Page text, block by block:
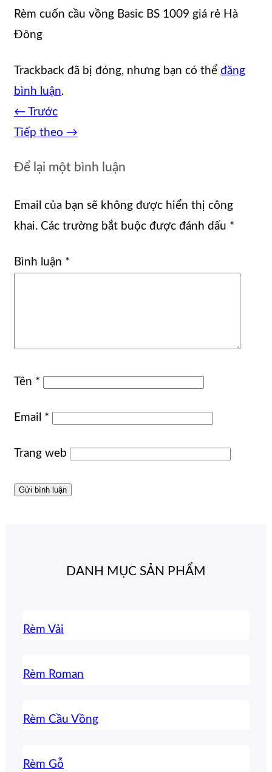
Rèm cuốn cầu vồng Basic BS 1009 giá rẻ Hà
Đông
Trackback đã bị đóng, nhưng bạn có thể đăng
bình luận.
← Trước
Tiếp theo →
Để lại một bình luận
Email của bạn sẽ không được hiển thị công
khai. Các trường bắt buộc được đánh dấu *
Bình luận *
Tên *
Email *
Trang web
DANH MỤC SẢN PHẨM
Rèm Vải
Rèm Roman
Rèm Cầu Vồng
Rèm Gỗ